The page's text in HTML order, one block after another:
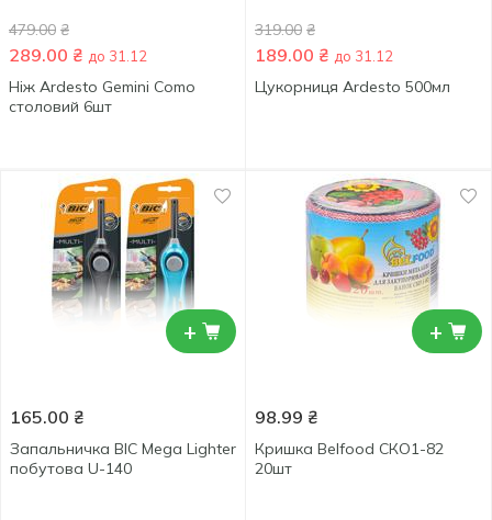
479.00 ₴
289.00 ₴ до 31.12
Ніж Ardesto Gemini Como
столовий 6шт
319.00 ₴
189.00 ₴ до 31.12
Цукорниця Ardesto 500мл
+
165.00 ₴
Запальничка BIC Mega Lighter
побутова U-140
+
98.99 ₴
Кришка Belfood СКО1-82
20шт